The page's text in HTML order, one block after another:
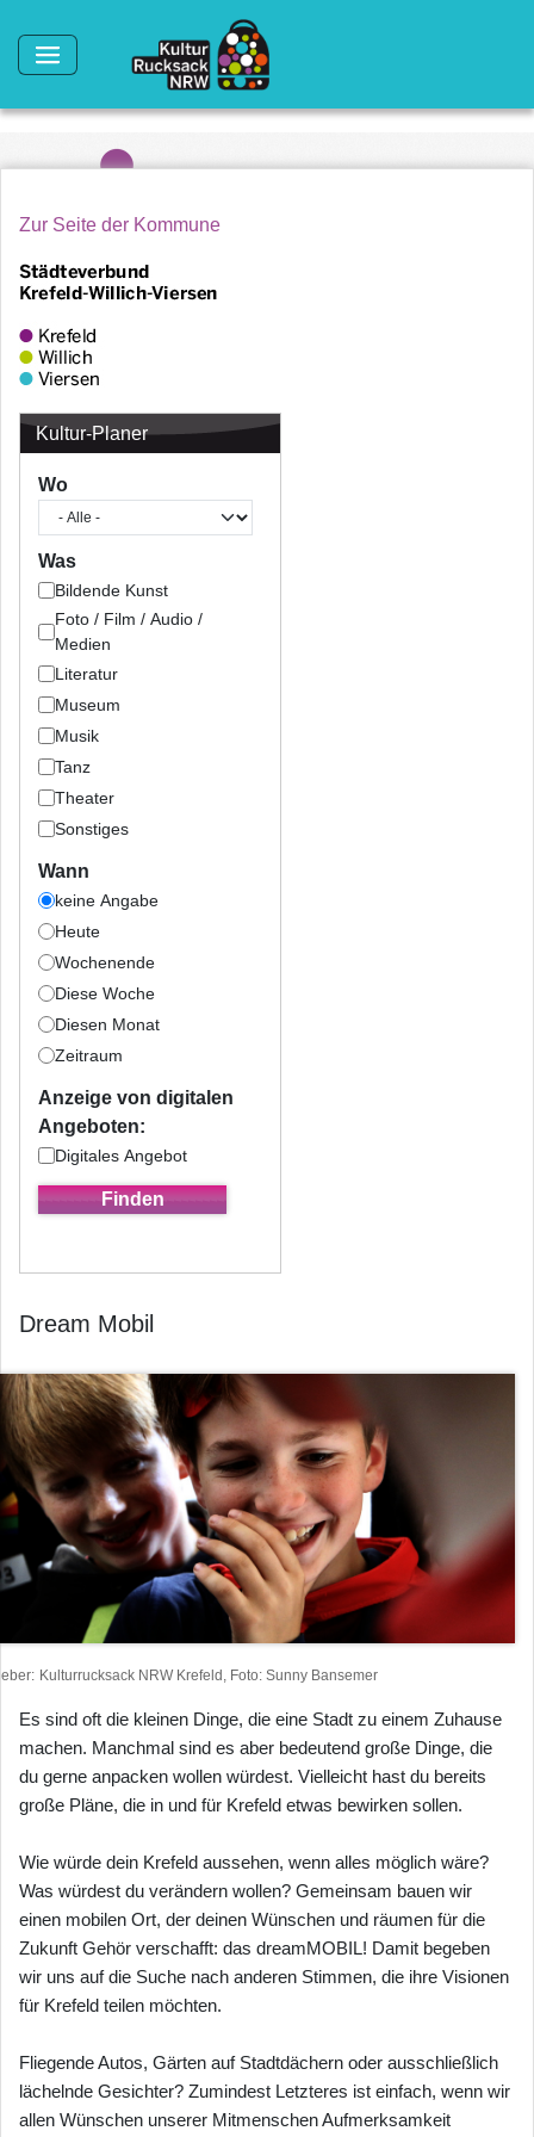
Zur Seite der Kommune
Kultur-Planer
Wo
Was
Bildende Kunst
Foto / Film / Audio /
Medien
Literatur
Museum
Musik
Tanz
Theater
Sonstiges
Wann
keine Angabe
Heute
Wochenende
Diese Woche
Diesen Monat
Zeitraum
Anzeige von digitalen
Angeboten:
Digitales Angebot
Dream Mobil
Kulturrucksack NRW Krefeld, Foto: Sunny Bansemer
Es sind oft die kleinen Dinge, die eine Stadt zu einem Zuhause
machen. Manchmal sind es aber bedeutend große Dinge, die
du gerne anpacken wollen würdest. Vielleicht hast du bereits
große Pläne, die in und für Krefeld etwas bewirken sollen.
Wie würde dein Krefeld aussehen, wenn alles möglich wäre?
Was würdest du verändern wollen? Gemeinsam bauen wir
einen mobilen Ort, der deinen Wünschen und räumen für die
Zukunft Gehör verschafft: das dreamMOBIL! Damit begeben
wir uns auf die Suche nach anderen Stimmen, die ihre Visionen
für Krefeld teilen möchten.
Fliegende Autos, Gärten auf Stadtdächern oder ausschließlich
lächelnde Gesichter? Zumindest Letzteres ist einfach, wenn wir
allen Wünschen unserer Mitmenschen Aufmerksamkeit